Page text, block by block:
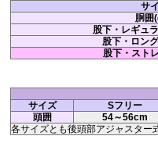
サ
胴囲
股下・レギュ
股下・ロン
股下・スト
サイズ
Sフリー
頭囲
54～56cm
各サイズとも後頭部アジャスター